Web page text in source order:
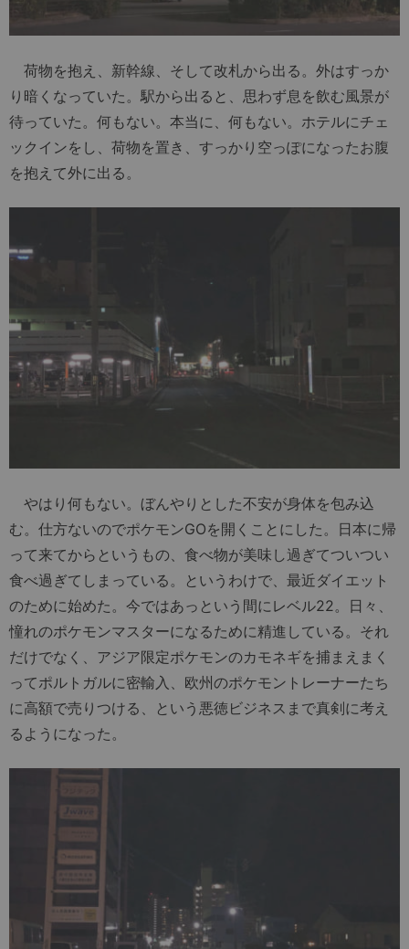
荷物を抱え、新幹線、そして改札から出る。外はすっか
り暗くなっていた。駅から出ると、思わず息を飲む風景が
待っていた。何もない。本当に、何もない。ホテルにチェ
ックインをし、荷物を置き、すっかり空っぽになったお腹
を抱えて外に出る。
やはり何もない。ぼんやりとした不安が身体を包み込
む。仕方ないのでポケモンGOを開くことにした。日本に帰
って来てからというもの、食べ物が美味し過ぎてついつい
食べ過ぎてしまっている。というわけで、最近ダイエット
のために始めた。今ではあっという間にレベル22。日々、
憧れのポケモンマスターになるために精進している。それ
だけでなく、アジア限定ポケモンのカモネギを捕まえまく
ってポルトガルに密輸入、欧州のポケモントレーナーたち
に高額で売りつける、という悪徳ビジネスまで真剣に考え
るようになった。